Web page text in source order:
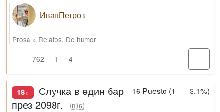
ИванПетров
Prosa » Relatos, De humor
762
1 4
16 Puesto (1 3.1%)
18+
Случка в един бар
през 2098г.
🇧🇬